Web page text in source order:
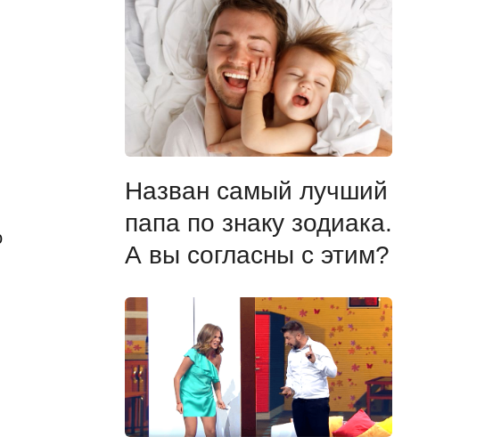
Назван самый лучший
папа по знаку зодиака.
А вы согласны с этим?